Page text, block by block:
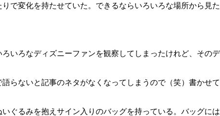
で変化を持たせていた。できるならいろいろな場所から見た
いろなディズニーファンを観察してしまったけれど、そのデ
らないと記事のネタがなくなってしまうので（笑）書かせて
ぐるみを抱えサイン入りのバッグを持っている。バッグには